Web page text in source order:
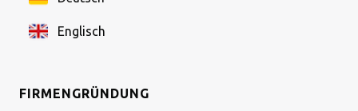
Englisch
FIRMENGRÜNDUNG